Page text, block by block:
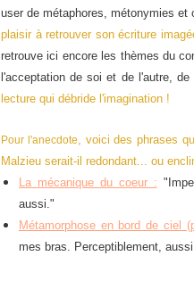
user de métaphores, métonymies
plaisir à retrouver son écriture
retrouve ici encore les thèmes du
l'acceptation de soi et de l'autre,
lecture qui débride l'imagination !
Pour l'anecdote, voici des phrases
Malzieu serait-il redondant... ou
La mécanique du coeur : "
aussi."
Métamorphose en bord de ciel
mes bras. Perceptiblement,